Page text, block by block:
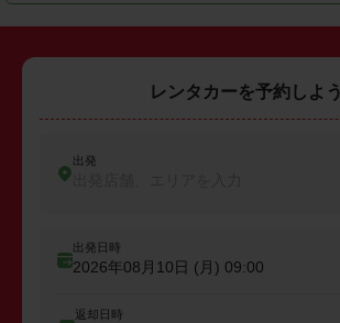
レンタカーを予約しよう
出発
出発日時
2026年08月10日 (月) 09:00
返却日時